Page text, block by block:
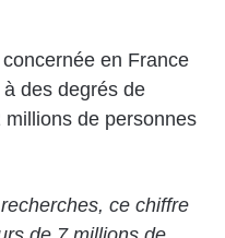
en France
à des degrés de
de personnes
ce chiffre